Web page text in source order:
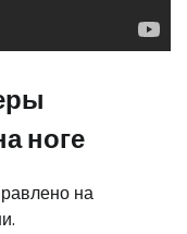
ноге
на